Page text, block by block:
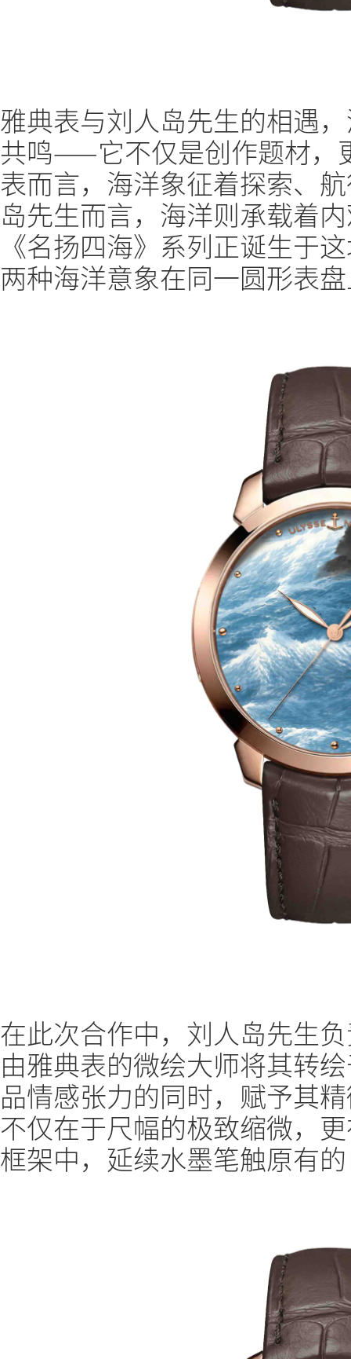
雅典表与刘人岛先生的相遇
共鸣——它不仅是创作题材，
表而言，海洋象征着探索、
岛先生而言，海洋则承载着
《名扬四海》系列正诞生于
两种海洋意象在同一圆形表
在此次合作中，刘人岛先生
由雅典表的微绘大师将其转
品情感张力的同时，赋予其
不仅在于尺幅的极致缩微，
框架中，延续水墨笔触原有